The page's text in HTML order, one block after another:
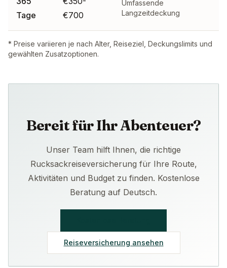
Tage
€700
Umfassende
Langzeitdeckung
* Preise variieren je nach Alter, Reiseziel, Deckungslimits und
gewählten Zusatzoptionen.
Bereit für Ihr Abenteuer?
Unser Team hilft Ihnen, die richtige
Rucksackreiseversicherung für Ihre Route,
Aktivitäten und Budget zu finden. Kostenlose
Beratung auf Deutsch.
Reiseversicherung ansehen